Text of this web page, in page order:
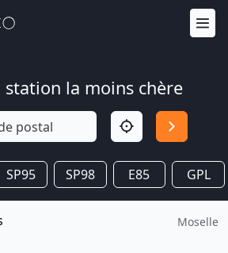
station la moins chère
SP95 SP98 E85 GPL
Moselle